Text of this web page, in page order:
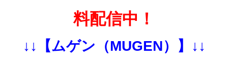
料配信中！
↓↓【ムゲン（MUGEN）】↓↓